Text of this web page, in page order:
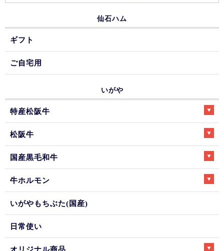
仙石ハム
ギフト
ご自宅用
いがや
特産松阪牛
松阪牛
国産黒毛和牛
牛ホルモン
いがやもちぶた(国産)
日常使い